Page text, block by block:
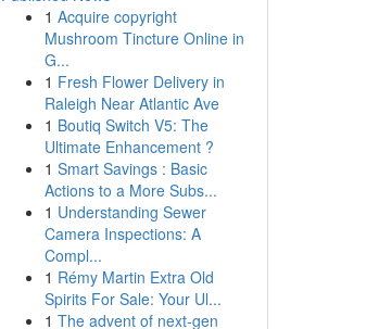
1 Acquire copyright
Mushroom Tincture Online in
G...
1 Fresh Flower Delivery in
Raleigh Near Atlantic Ave
1 Boutiq Switch V5: The
Ultimate Enhancement ?
1 Smart Savings : Basic
Actions to a More Subs...
1 Understanding Sewer
Camera Inspections: A
Compl...
1 Rémy Martin Extra Old
Spirits For Sale: Your Ul...
1 The advent of next-gen